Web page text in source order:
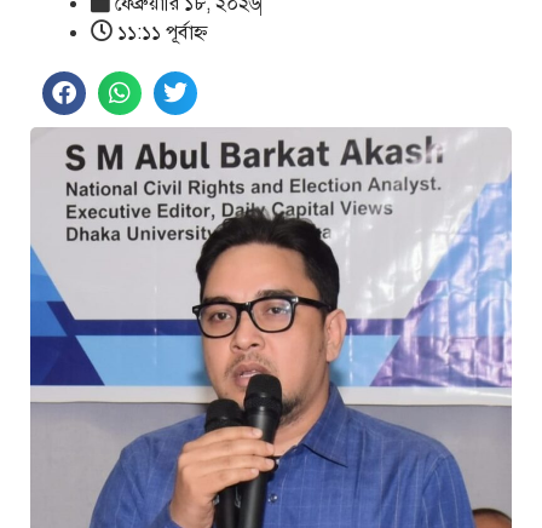
১১:১১ পূর্বাহ্ণ